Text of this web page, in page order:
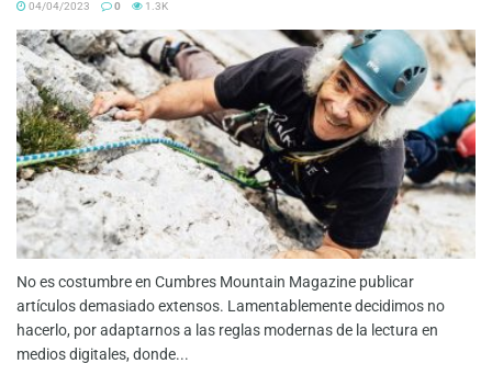
04/04/2023 0 1.3K
No es costumbre en Cumbres Mountain Magazine publicar
artículos demasiado extensos. Lamentablemente decidimos no
hacerlo, por adaptarnos a las reglas modernas de la lectura en
medios digitales, donde...